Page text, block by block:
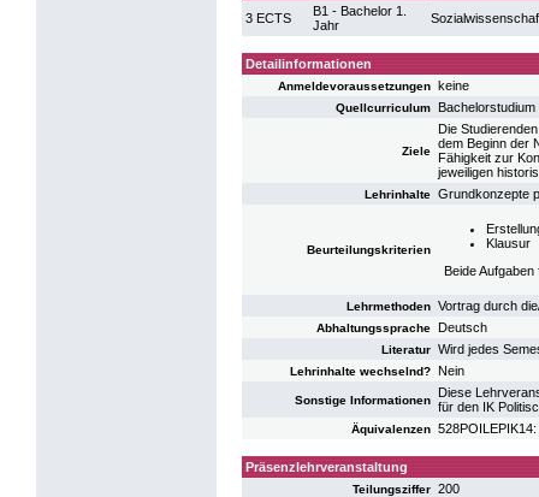
3 ECTS
B1 - Bachelor 1.
Jahr
Detailinformationen
Anmeldevoraussetzungen keine
Quellcurriculum
Ziele
Die
dem Beginn der
Fähigkeit zur
jeweiligen
Lehrinhalte Grundkonzepte
Beurteilungskriterien
Klausur
Beide
Lehrmethoden Vortrag durch
Abhaltungssprache Deutsch
Literatur Wird jedes
Lehrinhalte wechselnd? Nein
Sonstige Informationen
Diese
für den IK
Äquivalenzen
Präsenzlehrveranstaltung
Teilungsziffer 200